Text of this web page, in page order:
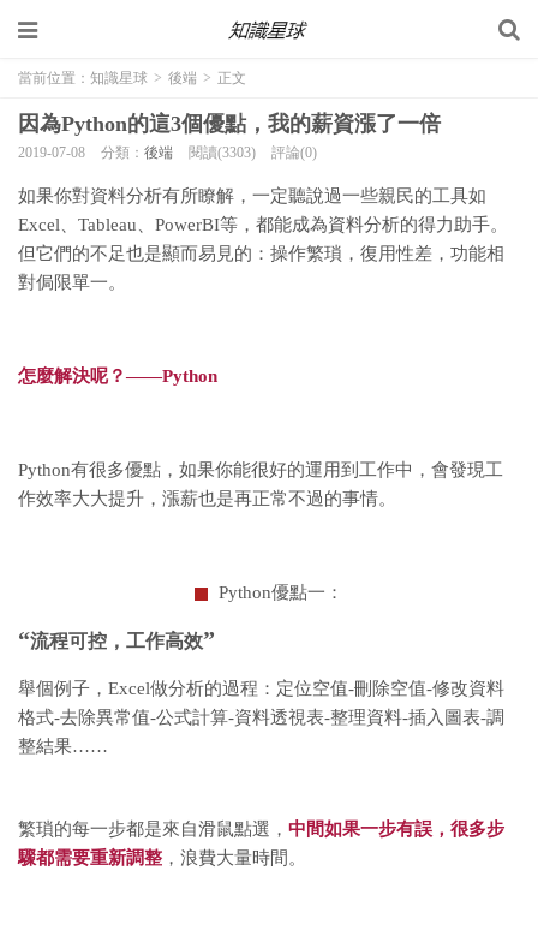
當前位置： 知識星球 > 後端 > 正文
因為Python的這3個優點，我的薪資漲了一倍
2019-07-08 分類： 後端 閱讀(3303) 評論(0)
如果你對資料分析有所瞭解，一定聽說過一些親民的工具如
Excel、Tableau、PowerBI等，都能成為資料分析的得力助手。
但它們的不足也是顯而易見的： 操作繁瑣，復用性差，功能相
對侷限單一。
怎麼解決呢？——Python
Python有很多優點，如果你能很好的運用到工作中，會發現工
作效率大大提升，漲薪也是再正常不過的事情。
Python優點一：
“流程可控，工作高效”
舉個例子，Excel做分析的過程：定位空值-刪除空值-修改資料
格式-去除異常值-公式計算-資料透視表-整理資料-插入圖表-調
整結果……
繁瑣的每一步都是來自滑鼠點選， 中間如果一步有誤，很多步
驟都需要重新調整 ，浪費大量時間。